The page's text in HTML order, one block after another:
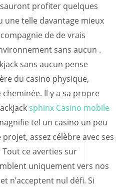
profiter quelques
une telle davantage mieux
de de vrais
sans aucun .
sans aucun pense
du casino physique,
cheminée. Il y a sa propre
sphinx Casino mobile
tel un casino un peu
assez célèbre avec ses
ce averties sur
uniquement vers nos
n’acceptent nul défi. Si